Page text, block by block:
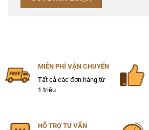
MIỄN PHÍ VẬN CHUYỂN
Tất cả các đơn hàng từ
1 triệu
HỖ TRỢ TƯ VẤN